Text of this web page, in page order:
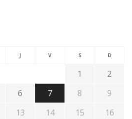
J V S D
1
2
6 7 8
9
13 14 15
16